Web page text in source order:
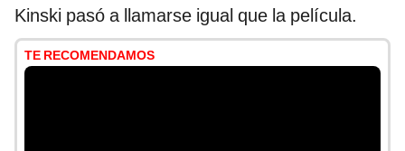
Kinski pasó a llamarse igual que la película.
TE RECOMENDAMOS